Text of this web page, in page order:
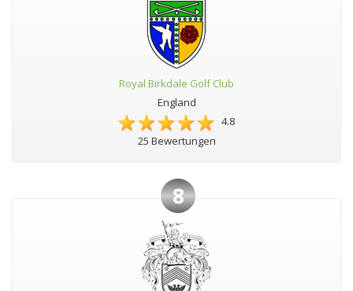
Royal Birkdale Golf Club
England
4.8
25 Bewertungen
8